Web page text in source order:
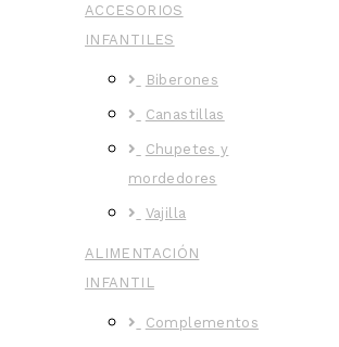
ACCESORIOS
INFANTILES
Biberones
Canastillas
Chupetes y
mordedores
Vajilla
ALIMENTACIÓN
INFANTIL
Complementos